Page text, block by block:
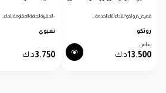
قميص "روثكو" للأداء أثناء الخدمة…
روثكو
يبدأ من
13.500د.ك
- الحقيبة الجافة المقاومة للماء…
تعبوي
3.750د.ك